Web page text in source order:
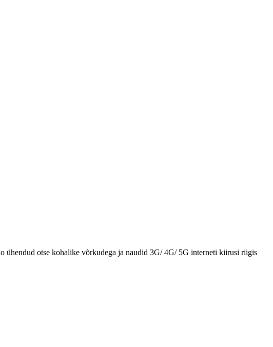
ühendud otse kohalike võrkudega ja naudid 3G/ 4G/ 5G interneti kiirusi riigis